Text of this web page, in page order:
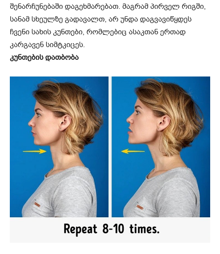
შენარჩუნებაში დაგეხმარებათ. მაგრამ პირველ რიგში,
სანამ სხეულზე გადავალთ, არ უნდა დაგვავიწყდეს
ჩვენი სახის კუნთები, რომლებიც ასაკთან ერთად
კარგავენ სიმტკიცეს.
კუნთების დათბობა